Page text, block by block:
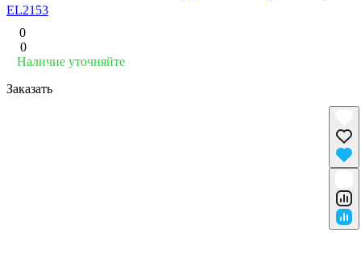
EL2153
0
0
Наличие уточняйте
Заказать